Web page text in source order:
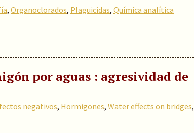
, Organoclorados, Plaguicidas, Química analítica
por aguas : agresividad de
negativos, Hormigones, Water effects on bridges,